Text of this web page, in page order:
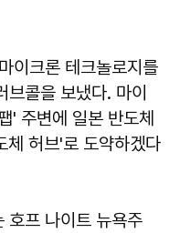
이크론 테크놀로지를
콜을 보냈다. 마이
' 주변에 일본 반도체
체 허브'로 도약하겠다
호프 나이트 뉴욕주